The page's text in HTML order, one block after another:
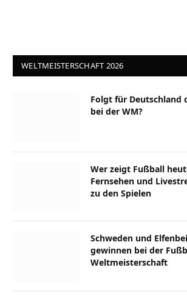
WELTMEISTERSCHAFT 2026
Folgt für Deutschland
bei der WM?
Wer zeigt Fußball
Fernsehen und
zu den Spielen
Schweden und
gewinnen bei der
Weltmeisterschaft